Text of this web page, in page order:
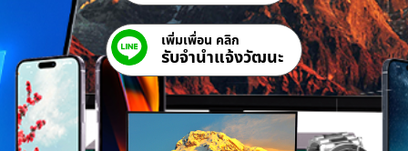
เพิ่มเพื่อน คลิก
รับจํานําแจ้งวัฒนะ